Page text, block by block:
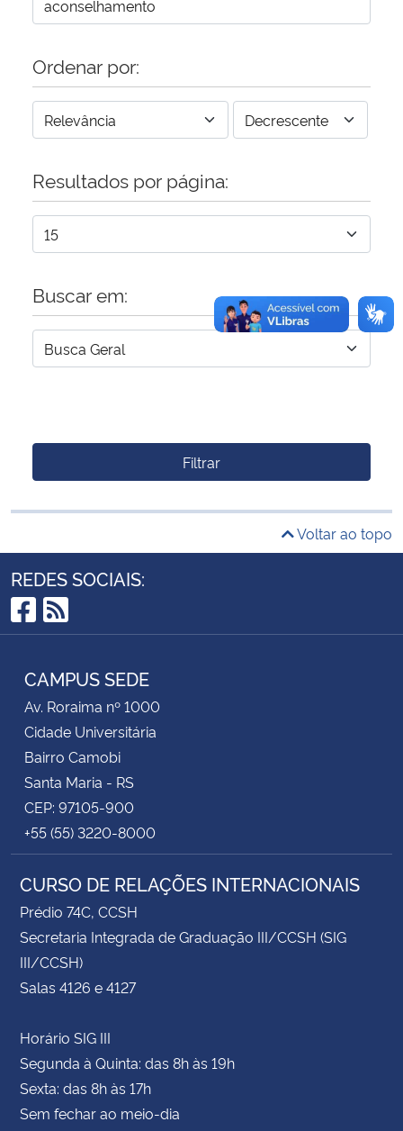
Secretaria de Governo
Gabinete de Segurança Institucional
Advocacia-Geral da União
Planalto
Ordenar por:
Resultados por página:
Buscar em:
Filtrar
Voltar ao topo
REDES SOCIAIS:
Facebook
RSS
CAMPUS SEDE
Av. Roraima nº 1000
Cidade Universitária
Bairro Camobi
Santa Maria - RS
CEP: 97105-900
+55 (55) 3220-8000
CURSO DE RELAÇÕES INTERNACIONAIS
Prédio 74C, CCSH
Secretaria Integrada de Graduação III/CCSH (SIG
III/CCSH)
Salas 4126 e 4127
Horário SIG III
Segunda à Quinta: das 8h às 19h
Sexta: das 8h às 17h
Sem fechar ao meio-dia